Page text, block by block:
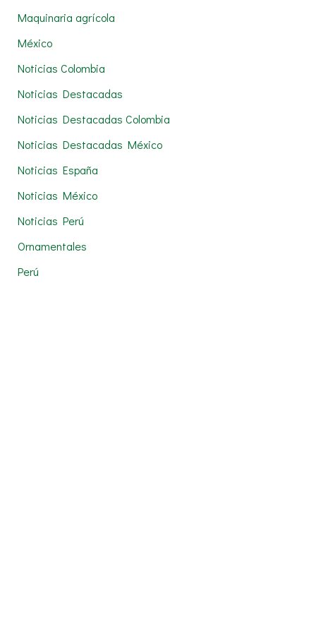
Maquinaria agrícola
México
Noticias Colombia
Noticias Destacadas
Noticias Destacadas Colombia
Noticias Destacadas México
Noticias España
Noticias México
Noticias Perú
Ornamentales
Perú